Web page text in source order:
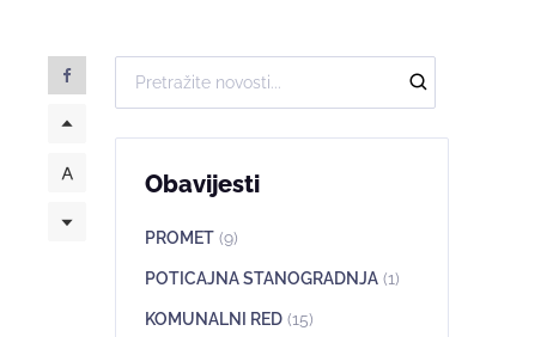
Obavijesti
PROMET (9)
POTICAJNA STANOGRADNJA (1)
KOMUNALNI RED (15)